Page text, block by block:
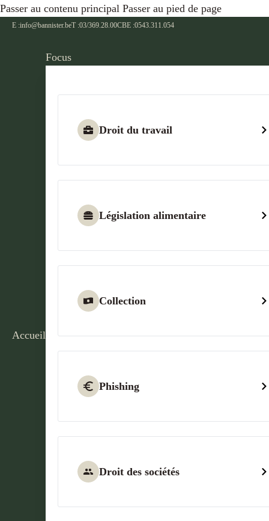
Passer au contenu principal Passer au pied de page
E :info@bannister.beT :03/369.28.00CBE :0543.311.054
Accueil
Focus
Droit du travail
Législation alimentaire
Collection
Phishing
Droit des sociétés